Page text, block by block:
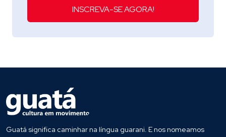
INSCREVA-SE AGORA!
Guatá significa caminhar na língua guarani. E nos nomeamos